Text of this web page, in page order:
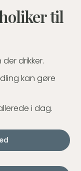
til
drikker.
kan gøre
i dag.